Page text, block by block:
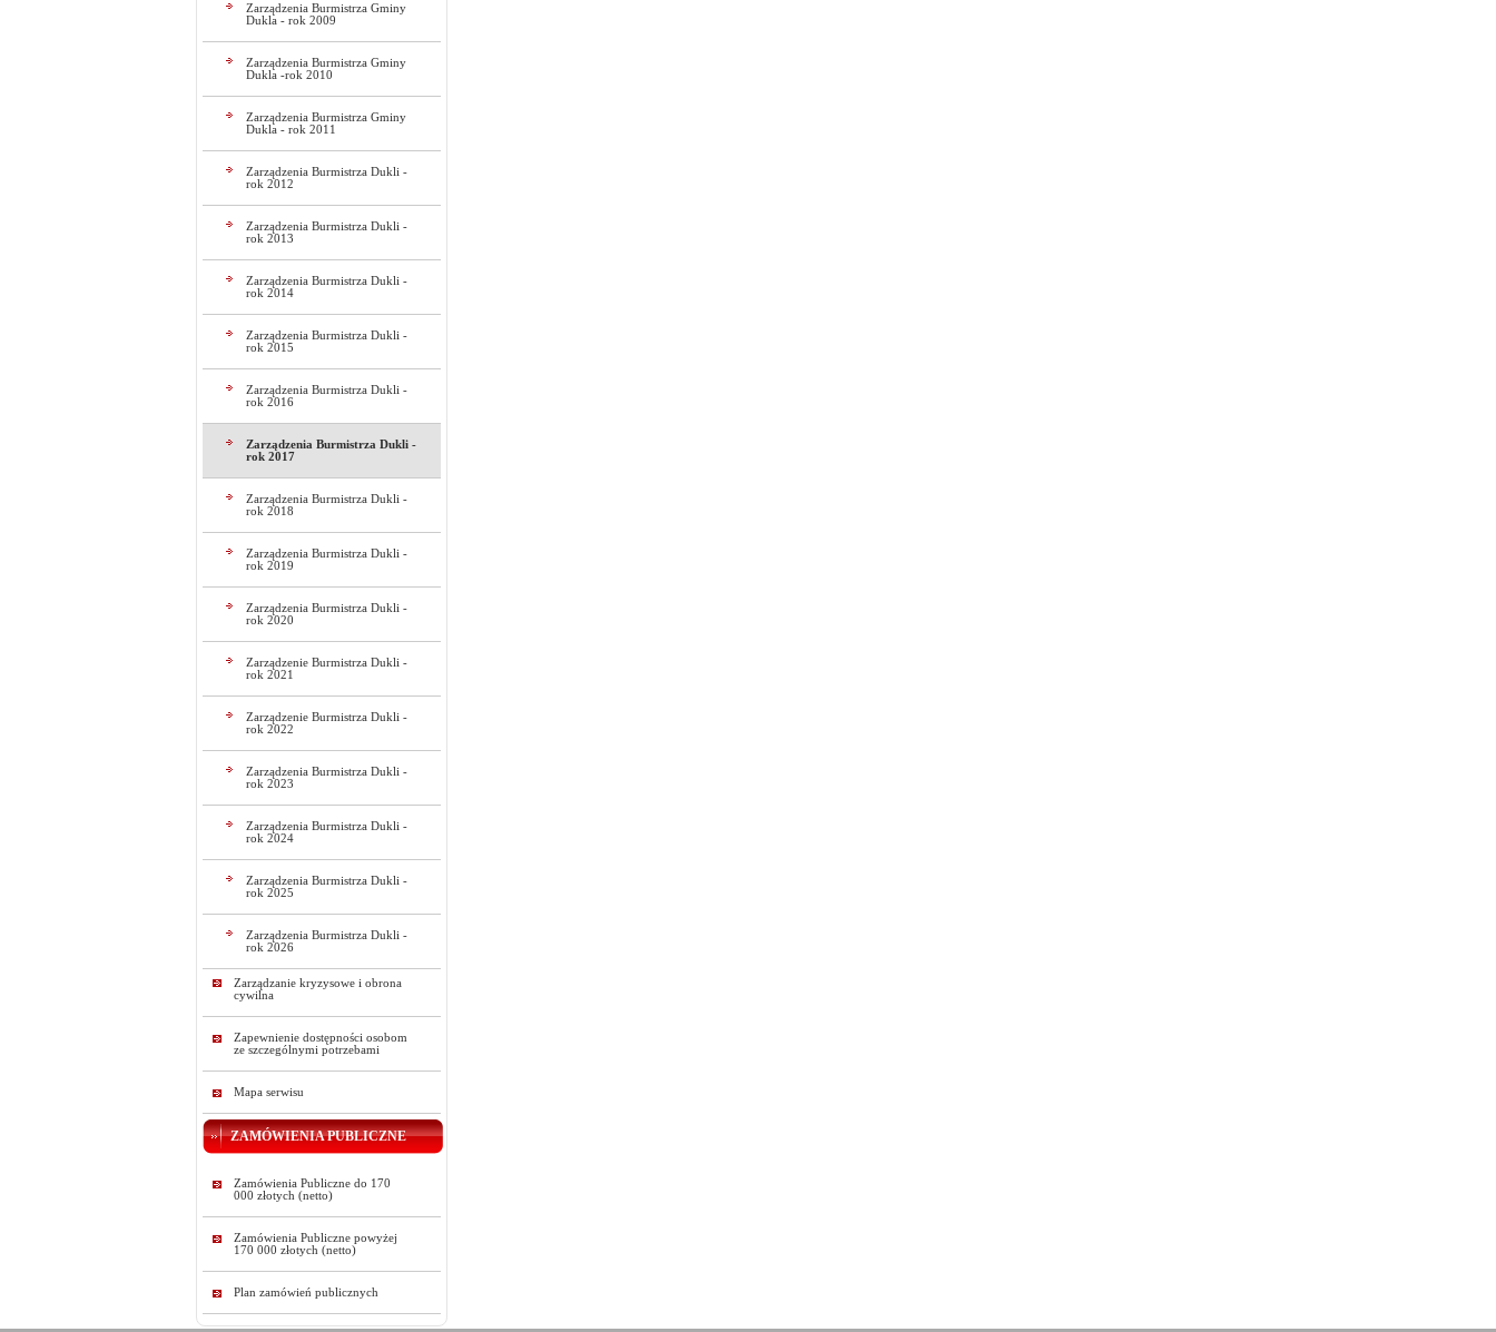
Zarządzenia Burmistrza Gminy
Dukla - rok 2009
Zarządzenia Burmistrza Gminy
Dukla -rok 2010
Zarządzenia Burmistrza Gminy
Dukla - rok 2011
Zarządzenia Burmistrza Dukli -
rok 2012
Zarządzenia Burmistrza Dukli -
rok 2013
Zarządzenia Burmistrza Dukli -
rok 2014
Zarządzenia Burmistrza Dukli -
rok 2015
Zarządzenia Burmistrza Dukli -
rok 2016
Zarządzenia Burmistrza Dukli -
rok 2017
Zarządzenia Burmistrza Dukli -
rok 2018
Zarządzenia Burmistrza Dukli -
rok 2019
Zarządzenia Burmistrza Dukli -
rok 2020
Zarządzenie Burmistrza Dukli -
rok 2021
Zarządzenie Burmistrza Dukli -
rok 2022
Zarządzenia Burmistrza Dukli -
rok 2023
Zarządzenia Burmistrza Dukli -
rok 2024
Zarządzenia Burmistrza Dukli -
rok 2025
Zarządzenia Burmistrza Dukli -
rok 2026
Zarządzanie kryzysowe i obrona
cywilna
Zapewnienie dostępności osobom
ze szczególnymi potrzebami
Mapa serwisu
ZAMÓWIENIA PUBLICZNE
Zamówienia Publiczne do 170
000 złotych (netto)
Zamówienia Publiczne powyżej
170 000 złotych (netto)
Plan zamówień publicznych